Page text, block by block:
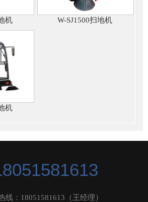
机 W-SJ1500扫地机
机
线：18051581613（王经理）